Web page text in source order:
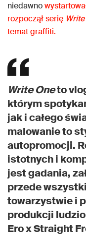
niedawno
rozpoczął serię
temat graffiti.
Write Oneto
którym
jak i całego
malowanie to
autopromocji.
istotnych i
jest gadania,
przede
towarzystwie i
produkcji
Ero x Straight